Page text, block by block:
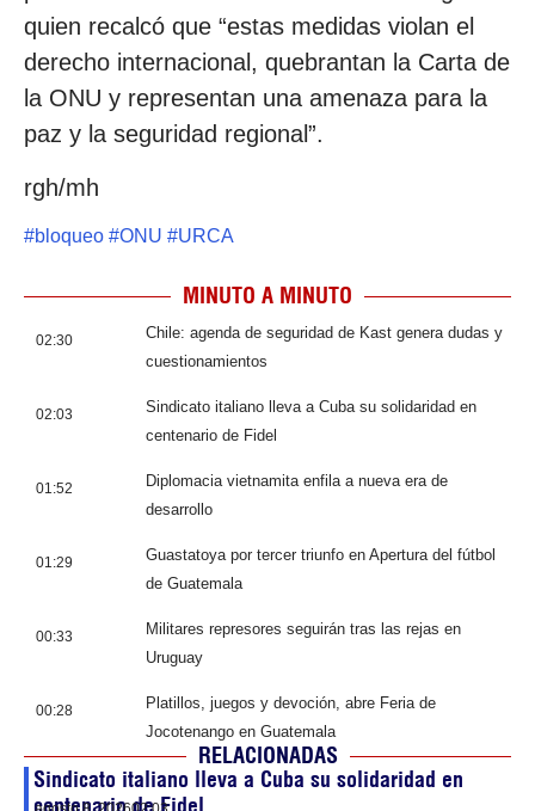
quien recalcó que “estas medidas violan el
derecho internacional, quebrantan la Carta de
la ONU y representan una amenaza para la
paz y la seguridad regional”.
rgh/mh
#bloqueo #ONU #URCA
MINUTO A MINUTO
02:30
Chile: agenda de seguridad de Kast genera dudas y
cuestionamientos
02:03
Sindicato italiano lleva a Cuba su solidaridad en
centenario de Fidel
01:52
Diplomacia vietnamita enfila a nueva era de
desarrollo
01:29
Guastatoya por tercer triunfo en Apertura del fútbol
de Guatemala
00:33
Militares represores seguirán tras las rejas en
Uruguay
00:28
Platillos, juegos y devoción, abre Feria de
Jocotenango en Guatemala
RELACIONADAS
Sindicato italiano lleva a Cuba su solidaridad en